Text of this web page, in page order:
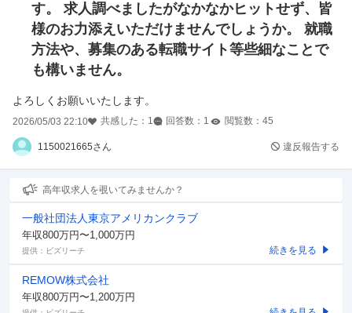
す。 求人調べましたがなかなかヒットせず、皆
様のお力添えいただけませんでしょうか。 就職
方法や、募集のある転職サイト等些細なことで
も構いません。
よろしくお願いいたします。
2026/05/03 22:10 共感した： 1 回答数： 1 閲覧数： 45
1150021665さん 違反報告する
高年収求人を覗いてみませんか？
一般社団法人東京アメリカンクラブ
年収800万円〜1,000万円
提供：ビズリーチ 続きを見る
REMOW株式会社
年収800万円〜1,200万円